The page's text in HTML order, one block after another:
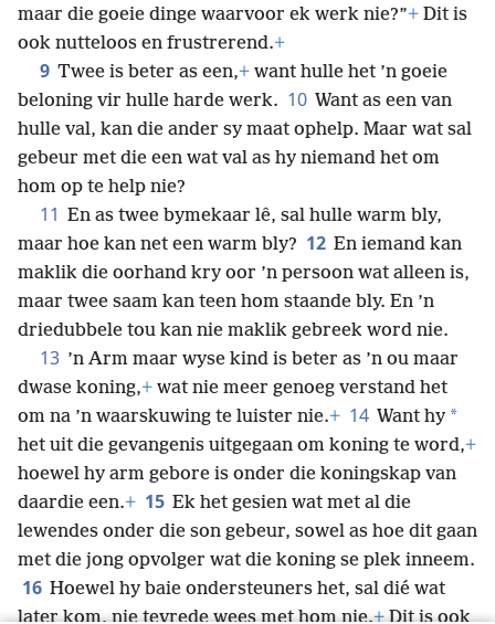
maar die goeie dinge waarvoor ek werk nie?”+ Dit is
ook nutteloos en frustrerend.+
9 Twee is beter as een,+ want hulle het ’n goeie
beloning vir hulle harde werk. 10 Want as een van
hulle val, kan die ander sy maat ophelp. Maar wat sal
gebeur met die een wat val as hy niemand het om
hom op te help nie?
11 En as twee bymekaar lê, sal hulle warm bly,
maar hoe kan net een warm bly? 12 En iemand kan
maklik die oorhand kry oor ’n persoon wat alleen is,
maar twee saam kan teen hom staande bly. En ’n
driedubbele tou kan nie maklik gebreek word nie.
13 ’n Arm maar wyse kind is beter as ’n ou maar
dwase koning,+ wat nie meer genoeg verstand het
om na ’n waarskuwing te luister nie.+ 14 Want hy *
het uit die gevangenis uitgegaan om koning te word,+
hoewel hy arm gebore is onder die koningskap van
daardie een.+ 15 Ek het gesien wat met al die
lewendes onder die son gebeur, sowel as hoe dit gaan
met die jong opvolger wat die koning se plek inneem.
16 Hoewel hy baie ondersteuners het, sal dié wat
later kom, nie tevrede wees met hom nie.+Dit is ook